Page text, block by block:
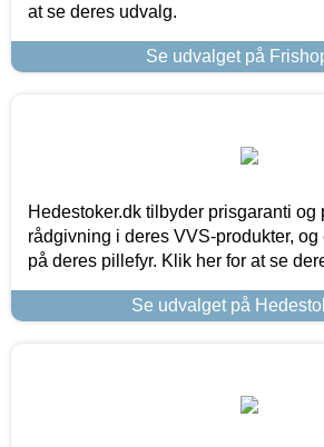
at se deres udvalg.
Se udvalget på
Hedestoker.dk tilbyder prisgaranti og
rådgivning i deres VVS-produkter,
på deres pillefyr. Klik her for at se
Se udvalget på